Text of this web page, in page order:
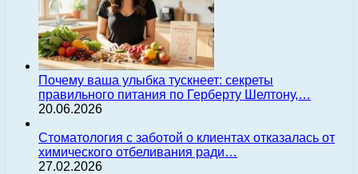
Почему ваша улыбка тускнеет: секреты
правильного питания по Герберту Шелтону,…
20.06.2026
Стоматология с заботой о клиентах отказалась от
химического отбеливания ради…
27.02.2026